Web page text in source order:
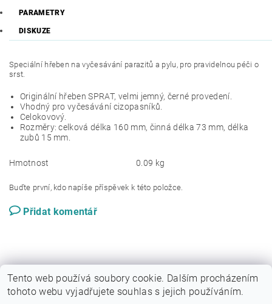
PARAMETRY
DISKUZE
Speciální hřeben na vyčesávání parazitů a pylu, pro pravidelnou péči o
srst.
Originální hřeben SPRAT, velmi jemný, černé provedení.
Vhodný pro vyčesávání cizopasníků.
Celokovový.
Rozměry: celková délka 160 mm, činná délka 73 mm, délka
zubů 15 mm.
Hmotnost 0.09 kg
Buďte první, kdo napíše příspěvek k této položce.
Přidat komentář
Sytypes.cz Dogfoodanalysis.com
Tento web používá soubory cookie. Dalším procházením
tohoto webu vyjadřujete souhlas s jejich používáním.